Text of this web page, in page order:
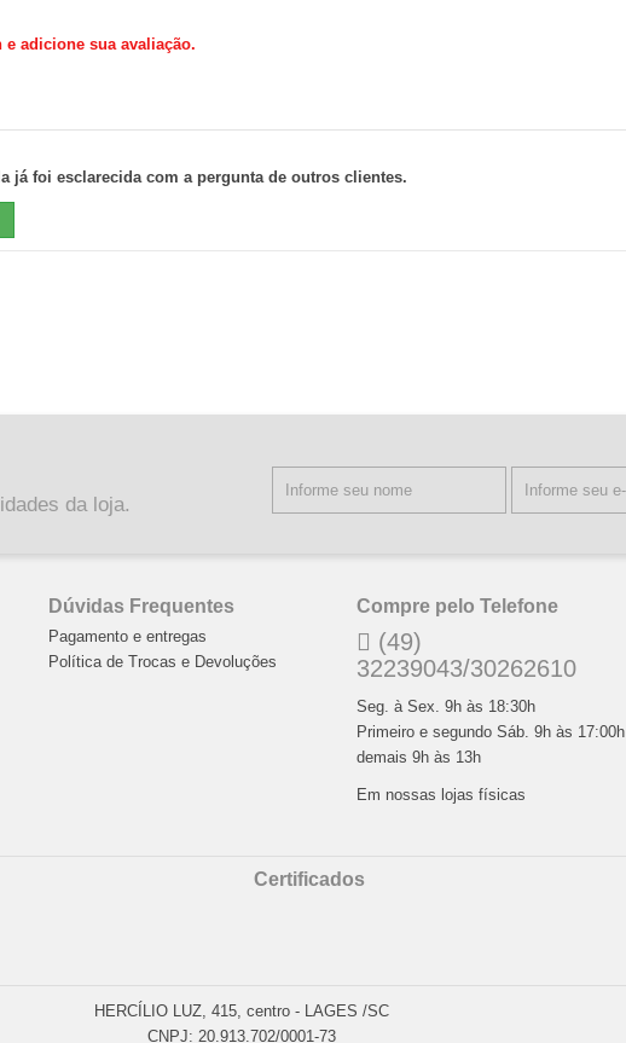
adicione sua avaliação.
já foi esclarecida com a pergunta de outros clientes.
da loja.
Dúvidas Frequentes
Pagamento e entregas
Política de Trocas e Devoluções
Compre pelo Telefone
(49)
32239043/30262610
Seg. à Sex. 9h às 18:30h
Primeiro e segundo Sáb. 9h às 17:00h
demais 9h às 13h
Em nossas lojas físicas
Certificados
HERCÍLIO LUZ, 415, centro - LAGES /SC
CNPJ: 20.913.702/0001-73